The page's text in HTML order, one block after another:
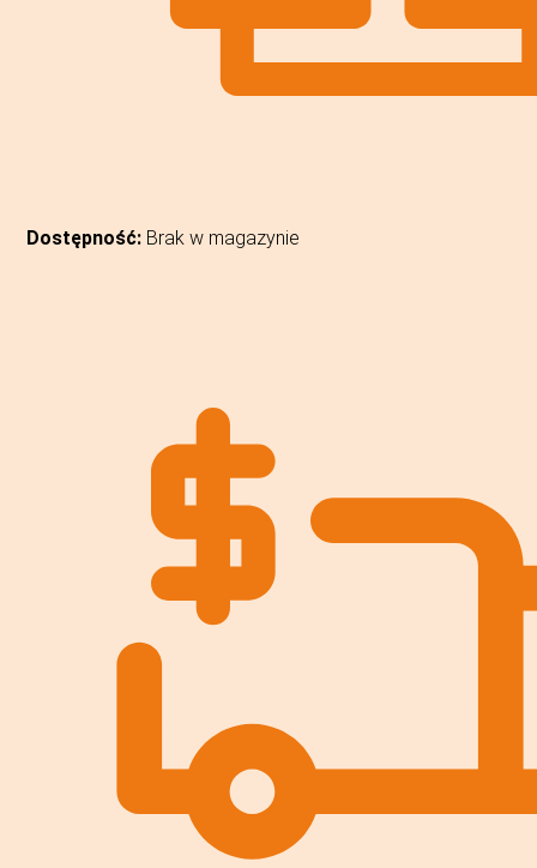
Dostępność: Brak w magazynie